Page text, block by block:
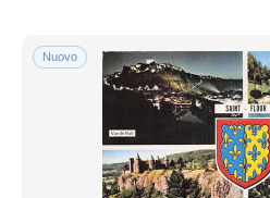
Spedizione gratuita
Metodi di pagamento
PayPal
Bonifico bancario
Visa
Nuovo